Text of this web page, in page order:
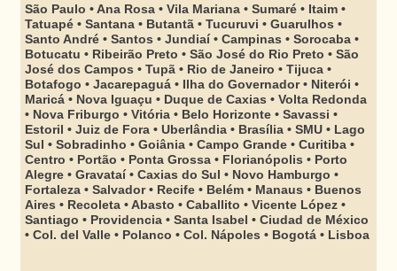
São Paulo • Ana Rosa • Vila Mariana • Sumaré • Itaim •
Tatuapé • Santana • Butantã • Tucuruvi • Guarulhos •
Santo André • Santos • Jundiaí • Campinas • Sorocaba •
Botucatu • Ribeirão Preto • São José do Rio Preto • São
José dos Campos • Tupã • Rio de Janeiro • Tijuca •
Botafogo • Jacarepaguá • Ilha do Governador • Niterói •
Maricá • Nova Iguaçu • Duque de Caxias • Volta Redonda
• Nova Friburgo • Vitória • Belo Horizonte • Savassi •
Estoril • Juiz de Fora • Uberlândia • Brasília • SMU • Lago
Sul • Sobradinho • Goiânia • Campo Grande • Curitiba •
Centro • Portão • Ponta Grossa • Florianópolis • Porto
Alegre • Gravataí • Caxias do Sul • Novo Hamburgo •
Fortaleza • Salvador • Recife • Belém • Manaus • Buenos
Aires • Recoleta • Abasto • Caballito • Vicente López •
Santiago • Providencia • Santa Isabel • Ciudad de México
• Col. del Valle • Polanco • Col. Nápoles • Bogotá • Lisboa